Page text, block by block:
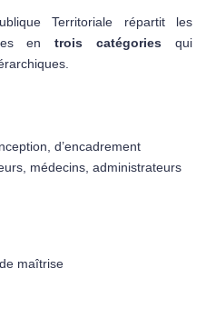
Territoriale répartit les
entrois catégories qui
d’encadrement
médecins, administrateurs
maîtrise